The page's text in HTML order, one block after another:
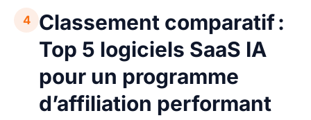
4
Classement comparatif :
Top 5 logiciels SaaS IA
pour un programme
d’affiliation performant